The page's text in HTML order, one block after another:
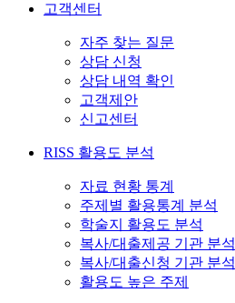
고객센터
자주 찾는 질문
상담 신청
상담 내역 확인
고객제안
신고센터
RISS 활용도 분석
자료 현황 통계
주제별 활용통계 분석
학술지 활용도 분석
복사/대출제공 기관 분석
복사/대출신청 기관 분석
활용도 높은 주제